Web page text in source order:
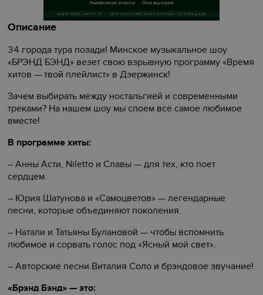
Описание
34 города тура позади! Минское музыкальное шоу
«БРЭНД БЭНД» везет свою взрывную программу «Время
хитов — твой плейлист» в Дзержинск!
Зачем выбирать между ностальгией и современными
треками? На нашем шоу мы споем всё самое любимое
вместе!
В программе хиты:
– Анны Асти, Niletto и Славы — для тех, кто поет
сердцем.
– Юрия Шатунова и «Самоцветов» — легендарные
песни, которые объединяют поколения.
– Натали и Татьяны Булановой — чтобы вспомнить
любимое и сорвать голос под «Ясный мой свет».
– Авторские песни Виталия Соло и брэндовое звучание!
«Брэнд Бэнд» — это: